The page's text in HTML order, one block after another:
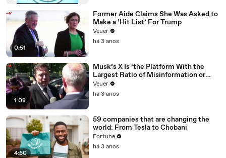
0:51
Former Aide Claims She Was Asked to
Make a ‘Hit List’ For Trump
Veuer
há 3 anos
1:08
Musk’s X Is ‘the Platform With the
Largest Ratio of Misinformation or
Disinformation’ Amongst All Social
Media Platforms
Veuer
há 3 anos
4:50
59 companies that are changing the
world: From Tesla to Chobani
Fortune
há 3 anos